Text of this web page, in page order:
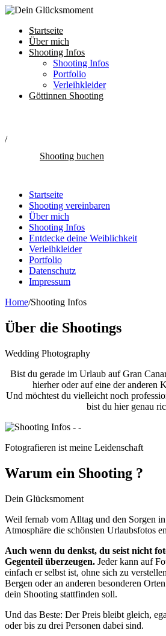
Startseite
Über mich
Shooting Infos
Shooting Infos
Portfolio
Verleihkleider
Göttinnen Shooting
/
Shooting buchen
Startseite
Shooting vereinbaren
Über mich
Shooting Infos
Entdecke deine Weiblichkeit
Verleihkleider
Portfolio
Datenschutz
Impressum
Home/Shooting Infos
Über die Shootings
Wedding Photography
Bist du gerade im Urlaub auf Gran
hierher oder auf eine der anderen
Und möchtest du vielleicht noch
bist du hier genau
Fotografieren ist meine Leidenschaft
Warum ein Shooting ?
Dein Glücksmoment
Weil fernab vom Alltag und den Sorgen in
Atmosphäre die schönsten Urlaubsfotos
Auch wenn du denkst, du seist nicht
Gegenteil überzeugen. Jeder kann auf
einfach er selbst ist, ohne sich zu
Bergen oder an anderen besonderen
dein Shooting stattfinden soll.
Und das Beste: Der Preis bleibt gleich,
oder bis zu drei Personen dabei sind.